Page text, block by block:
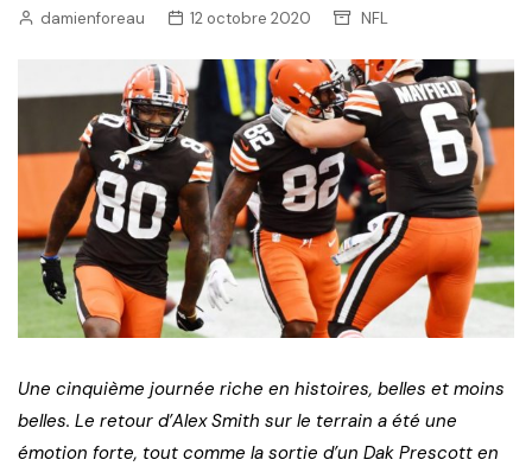
damienforeau 12 octobre 2020 NFL
Une cinquième journée riche en histoires, belles et moins
belles. Le retour d’Alex Smith sur le terrain a été une
émotion forte, tout comme la sortie d’un Dak Prescott en